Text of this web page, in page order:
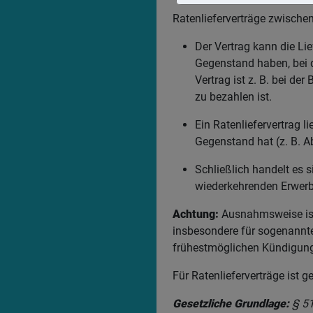
Ratenlieferverträge
Der Vertrag kann die
Gegenstand haben,
Vertrag ist z. B. bei der
zu bezahlen ist.
Ein Ratenliefervertrag
Gegenstand hat (z. B.
Schließlich handelt es
wiederkehrenden
Achtung: Ausnahmsweise
insbesondere für
frühestmöglichen
Für Ratenlieferverträge ist
Gesetzliche Grundlage:§